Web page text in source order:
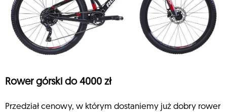
Rower górski do 4000 zł
Przedział cenowy, w którym dostaniemy już dobry rower